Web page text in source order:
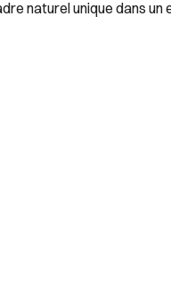
naturel unique dans un